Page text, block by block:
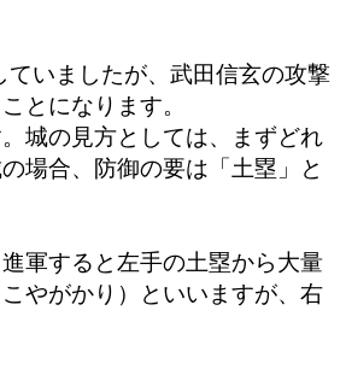
いましたが、武田信玄の攻撃
とになります。
城の見方としては、まずどれ
場合、防御の要は「土塁」と
軍すると左手の土塁から大量
やがかり）といいますが、右